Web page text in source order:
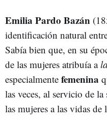
Emilia Pardo Bazán
identificación natural
Sabía bien que, en su
de las mujeres atribuía a
especialmente femenina
las veces, al servicio de
las mujeres a las vidas de